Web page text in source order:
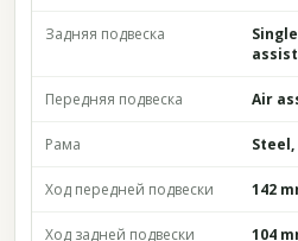
Задняя подвеска
assist
Передняя подвеска Air
Рама
Ход передней подвески 142
Ход задней подвески 104